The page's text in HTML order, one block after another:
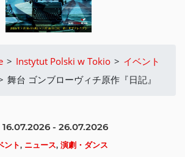
> Instytut Polski w Tokio > イベント
舞台 ゴンブローヴィチ原作『日記』
16.07.2026 - 26.07.2026
ント, ニュース, 演劇・ダンス